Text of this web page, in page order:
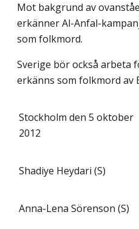
Mot bakgrund av
erkänner Al-Anfal-
som folkmord.
Sverige bör också arbeta
erkänns som folkmord av
Stockholm den 5 oktober
2012
Shadiye Heydari (S)
Anna-Lena Sörenson (S)